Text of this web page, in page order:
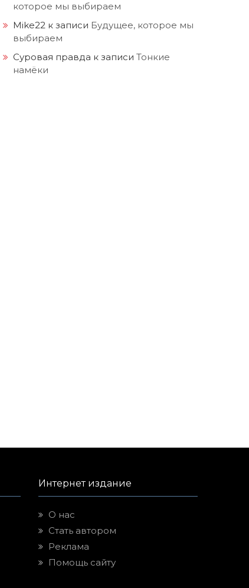
которое мы выбираем
Mike22 к записи Будущее, которое мы
выбираем
Суровая правда к записи Тонкие
намёки
Интернет издание
О нас
Стать автором
Реклама
Помощь сайту